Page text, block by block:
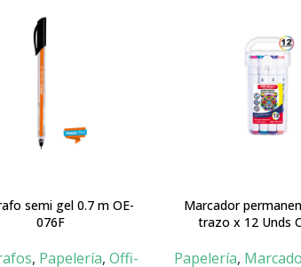
semi gel 0.7 m OE-
076F
, Papelería,Offi-
Marcador
trazo x 12 Unds
Papelería,